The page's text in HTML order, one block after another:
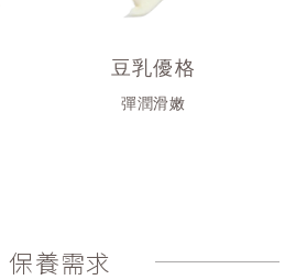
豆乳優格
彈潤滑嫩
保養需求